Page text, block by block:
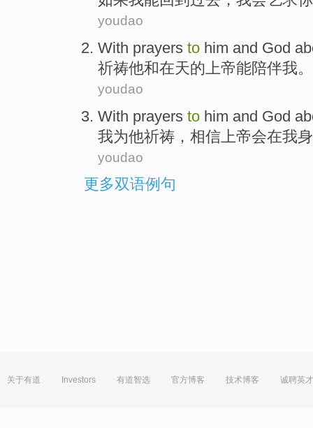
youdao
With prayers to him and God
祈祷他和在天的上帝能陪伴我。
youdao
With prayers to him and God
我为他祈祷，相信 上帝会在我
youdao
更多双语例句
关于有道 Investors 有道智选 官方博客 技术博客 诚聘英才